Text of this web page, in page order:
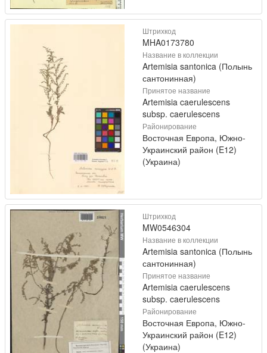
Штрихкод
MHA0173780
Название в коллекции
Artemisia santonica (Полынь
сантонинная)
Принятое название
Artemisia caerulescens
subsp. caerulescens
Районирование
Восточная Европа, Южно-
Украинский район (E12)
(Украина)
Штрихкод
MW0546304
Название в коллекции
Artemisia santonica (Полынь
сантонинная)
Принятое название
Artemisia caerulescens
subsp. caerulescens
Районирование
Восточная Европа, Южно-
Украинский район (E12)
(Украина)